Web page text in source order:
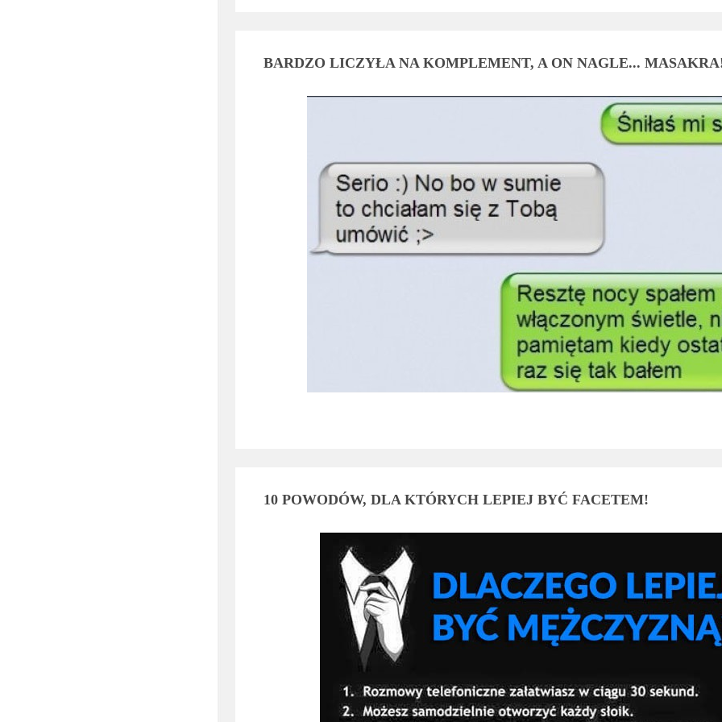
BARDZO LICZYŁA NA KOMPLEMENT, A ON NAGLE...
10 POWODÓW, DLA KTÓRYCH LEPIEJ BYĆ FACETEM!